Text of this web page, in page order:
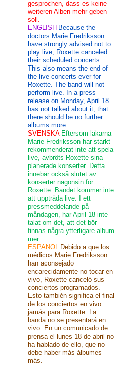
gesprochen, dass es keine
weiteren Alben mehr geben
soll.
ENGLISH Because the
doctors Marie Fredriksson
have strongly advised not to
play live, Roxette canceled
their scheduled concerts.
This also means the end of
the live concerts ever for
Roxette. The band will not
perform live. In a press
release on Monday, April 18
has not talked about it, that
there should be no further
albums more.
SVENSKA Eftersom läkarna
Marie Fredriksson har starkt
rekommenderat inte att spela
live, avbröts Roxette sina
planerade konserter. Detta
innebär också slutet av
konserter någonsin för
Roxette. Bandet kommer inte
att uppträda live. I ett
pressmeddelande på
måndagen, har April 18 inte
talat om det, att det bör
finnas några ytterligare album
mer.
ESPANOL Debido a que los
médicos Marie Fredriksson
han aconsejado
encarecidamente no tocar en
vivo, Roxette canceló sus
conciertos programados.
Esto también significa el final
de los conciertos en vivo
jamás para Roxette. La
banda no se presentará en
vivo. En un comunicado de
prensa el lunes 18 de abril no
ha hablado de ello, que no
debe haber más álbumes
más.